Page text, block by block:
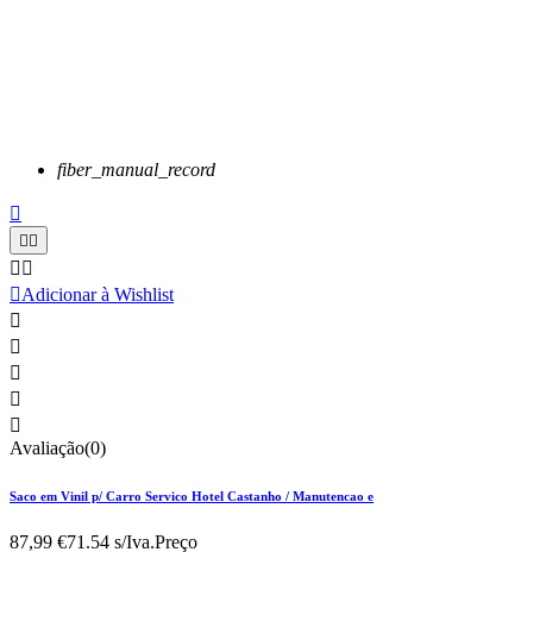
fiber_manual_record


 
Adicionar à Wishlist





Avaliação(0)
Saco em Vinil p/ Carro Servico Hotel Castanho / Manutencao e
87,99 €71.54 s/Iva.Preço